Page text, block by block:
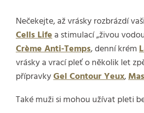
Nečekejte, až vrásky rozbrázdí
Cells Lifea stimulací „živou
Crème Anti-Temps, denní krém
vrásky a vrací pleť o několik let
přípravkyGel Contour Yeux,
Také muži si mohou užívat pleti